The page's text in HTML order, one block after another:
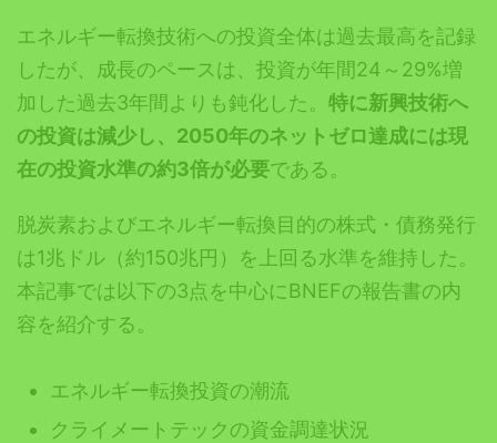
エネルギー転換技術への投資全体は過去最高を記録
したが、成長のペースは、投資が年間24～29%増
加した過去3年間よりも鈍化した。 特に新興技術へ
の投資は減少し、2050年のネットゼロ達成には現
在の投資水準の約3倍が必要である。
脱炭素およびエネルギー転換目的の株式・債務発行
は1兆ドル（約150兆円）を上回る水準を維持した。
本記事では以下の3点を中心にBNEFの報告書の内
容を紹介する。
エネルギー転換投資の潮流
クライメートテックの資金調達状況